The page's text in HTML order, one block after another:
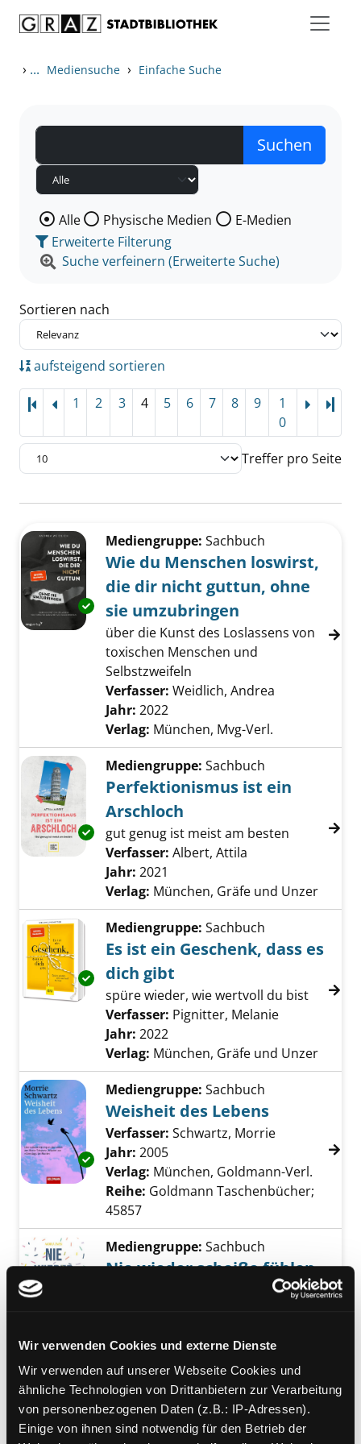
Wir verwenden Cookies und externe Dienste
Wir verwenden auf unserer Webseite Cookies und
ähnliche Technologien von Drittanbietern zur Verarbeitung
von personenbezogenen Daten (z.B.: IP-Adressen).
Einige von ihnen sind notwendig für den Betrieb der
› ... Mediensuche › Einfache Suche
Wählen Sie die Medienart nach der Sie suchen wollen.
Alle Physische Medien
E-Medien
Erweiterte Filterung
Suche verfeinern (Erweiterte Suche)
Sortieren nach
aufsteigend sortieren
1 2 3 4 5 6 7 8 9
1
0
Treffer pro Seite
Zu den Suchfiltern springen
Exemplar-Details von Wie du Menschen
Mediengruppe: Sachbuch
Wie du Menschen loswirst,
die dir nicht guttun, ohne
sie umzubringen
über die Kunst des Loslassens von
toxischen Menschen und
Selbstzweifeln
Verfasser: Weidlich, Andrea
Jahr: 2022
Verlag: München, Mvg-Verl.
Exemplar-Details von Perfektionismus ist
Mediengruppe: Sachbuch
Perfektionismus ist ein
Arschloch
gut genug ist meist am besten
Verfasser: Albert, Attila
Jahr: 2021
Verlag: München, Gräfe und Unzer
Exemplar-Details von Es ist ein Geschenk,
Mediengruppe: Sachbuch
Es ist ein Geschenk, dass es
dich gibt
spüre wieder, wie wertvoll du bist
Verfasser: Pignitter, Melanie
Jahr: 2022
Verlag: München, Gräfe und Unzer
Exemplar-Details von Weisheit des Lebens
Mediengruppe: Sachbuch
Weisheit des Lebens
Verfasser: Schwartz, Morrie
Jahr: 2005
Verlag: München, Goldmann-Verl.
Reihe: Goldmann Taschenbücher;
45857
Mediengruppe: Sachbuch
Nie wieder scheiße fühlen
14 Gewohnheiten loswerden, die dir
Jahr:2019
Verlag:München, Mvg-Verl.
Mediengruppe:Sachbuch
Das Leben ist einfach,